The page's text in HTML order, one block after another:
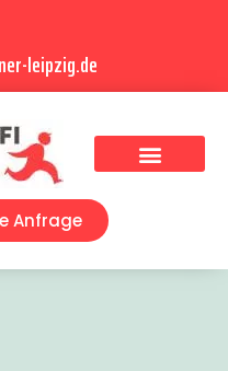
leipzig.de
Anfrage